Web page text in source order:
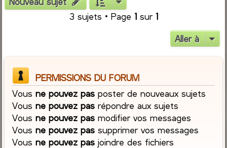
3 sujets • Page 1sur 1
Aller à
PERMISSIONS DU FORUM
Vousne pouvez pas poster de nouveaux sujets
Vousne pouvez pas répondre aux sujets
Vousne pouvez pas modifier vos messages
Vousne pouvez pas supprimer vos messages
Vousne pouvez pas joindre des fichiers